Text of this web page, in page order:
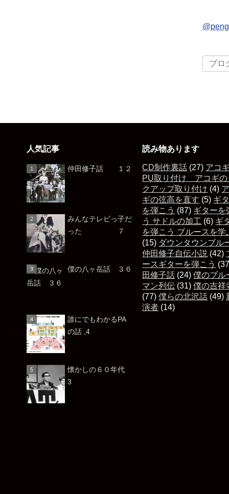
人気記事
仲田修子話 １２
みんなテレビっ子だ
った ７
僕の八ヶ岳話 ３６
誰にでもわかるPA
の話 ,4
懐かしの６０年代
3
読み物あります
CD制作裏話 (27) アコ
PU取り付け アコギの
クアップ取り付け (4)
ギの弦高を直す (5) ギ
を弾こう (87) ギターを
う サドルの加工 (6) ギ
を弾こう ブルースを学
(15) ダウンタウンブル
仲田修子自伝小説 (42)
ースギターを弾こう
田修子話 (24)僕のブル
マン列伝 (31)僕の吉祥
(77)僕らの北沢話 (49)
演者 (14)